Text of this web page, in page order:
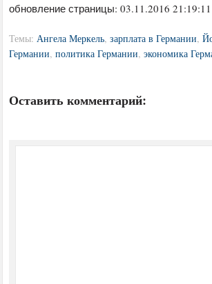
обновление страницы: 03.11.2016 21:19:11
Темы: Ангела Меркель,зарплата в Германии,
Германии,политика Германии,экономика
Оставить комментарий: